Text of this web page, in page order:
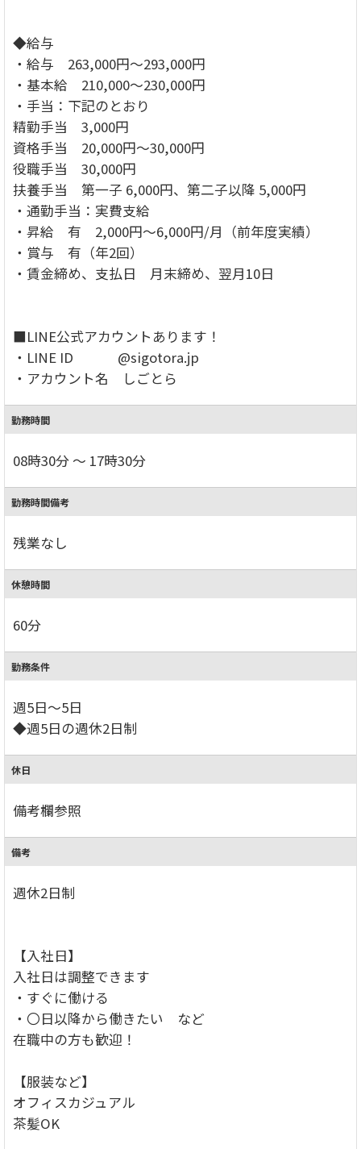
◆給与
・給与 263,000円～293,000円
・基本給 210,000～230,000円
・手当：下記のとおり
精勤手当 3,000円
資格手当 20,000円～30,000円
役職手当 30,000円
扶養手当 第一子 6,000円、第二子以降 5,000円
・通勤手当：実費支給
・昇給 有 2,000円～6,000円/月（前年度実績）
・賞与 有（年2回）
・賃金締め、支払日 月末締め、翌月10日
■LINE公式アカウントあります！
・LINE ID @sigotora.jp
・アカウント名 しごとら
勤務時間
08時30分 ～ 17時30分
勤務時間備考
残業なし
休憩時間
60分
勤務条件
週5日～5日
◆週5日の週休2日制
休日
備考欄参照
備考
週休2日制
【入社日】
入社日は調整できます
・すぐに働ける
・〇日以降から働きたい など
在職中の方も歓迎！
【服装など】
オフィスカジュアル
茶髪OK